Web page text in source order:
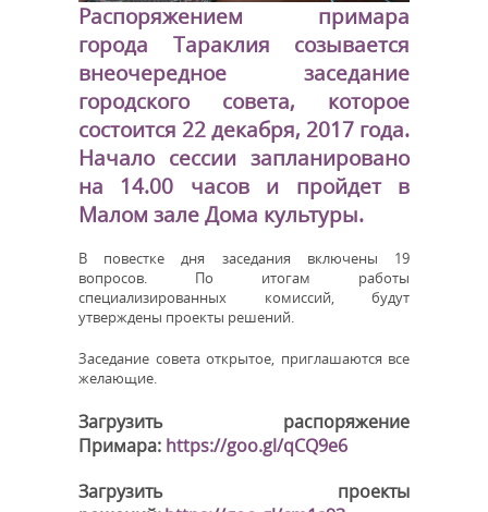
Распоряжением примара
города Тараклия созывается
внеочередное заседание
городского совета, которое
состоится 22 декабря, 2017 года.
Начало сессии запланировано
на 14.00 часов и пройдет в
Малом зале Дома культуры.
В повестке дня заседания включены 19
вопросов. По итогам работы
специализированных комиссий, будут
утверждены проекты решений.
Заседание совета открытое, приглашаются все
желающие.
Загрузить распоряжение
Примара: https://goo.gl/qCQ9e6
Загрузить проекты